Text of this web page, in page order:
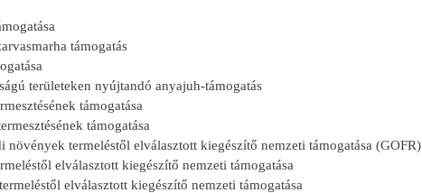
támogatás
területeken nyújtandó anyajuh-támogatás
támogatása
támogatása
növények termeléstől elválasztott kiegészítő nemzeti támogatása (GOFR)
elválasztott kiegészítő nemzeti támogatása
elválasztott kiegészítő nemzeti támogatása